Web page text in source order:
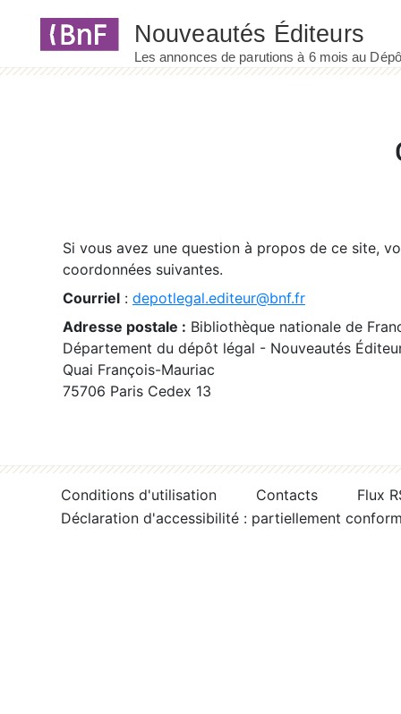
Si vous avez une question à propos de ce site,
coordonnées suivantes.
Courriel : depotlegal.editeur@bnf.fr
Adresse postale : Bibliothèque nationale de
Département du dépôt légal - Nouveautés
Quai François-Mauriac
75706 Paris Cedex 13
Conditions d'utilisation Contacts
Flux
Déclaration d'accessibilité : partiellement